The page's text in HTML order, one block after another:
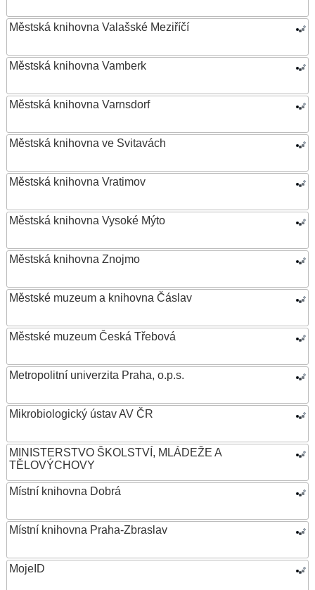
Městská knihovna Valašské Meziříčí
Městská knihovna Vamberk
Městská knihovna Varnsdorf
Městská knihovna ve Svitavách
Městská knihovna Vratimov
Městská knihovna Vysoké Mýto
Městská knihovna Znojmo
Městské muzeum a knihovna Čáslav
Městské muzeum Česká Třebová
Metropolitní univerzita Praha, o.p.s.
Mikrobiologický ústav AV ČR
MINISTERSTVO ŠKOLSTVÍ, MLÁDEŽE A
TĚLOVÝCHOVY
Místní knihovna Dobrá
Místní knihovna Praha-Zbraslav
MojeID